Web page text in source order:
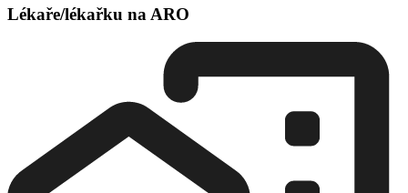
Lékaře/lékařku na ARO